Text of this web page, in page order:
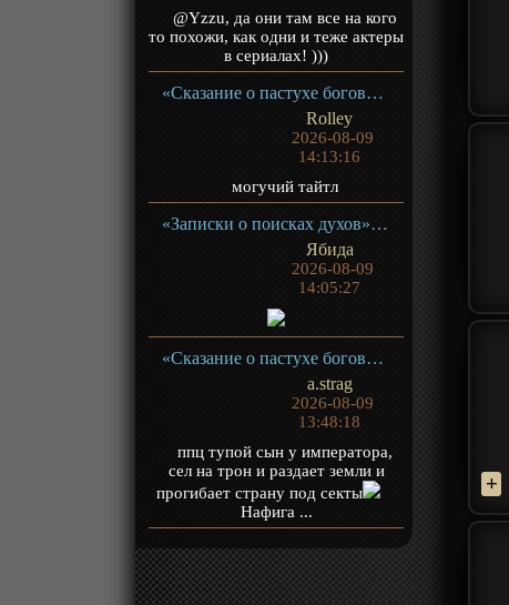
@Yzzu, да они там все на кого
то похожи, как одни и теже актеры
в сериалах! )))
«Сказание о пастухе богов» ТВ-1
Rolley
2026-08-09
14:13:16
могучий тайтл
«Записки о поисках духов» ТВ-1
Ябида
2026-08-09
14:05:27
«Сказание о пастухе богов» ТВ-1
a.strag
2026-08-09
13:48:18
ппц тупой сын у императора,
сел на трон и раздает земли и
прогибает страну под секты
Нафига ...
+